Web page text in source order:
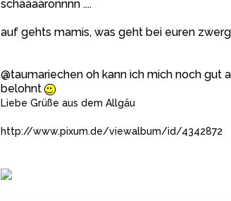
schääääronnnn ....
auf gehts mamis, was geht bei euren
@taumariechen oh kann ich mich noch gut
belohnt
Liebe Grüße aus dem Allgäu
http://www.pixum.de/viewalbum/id/4342872